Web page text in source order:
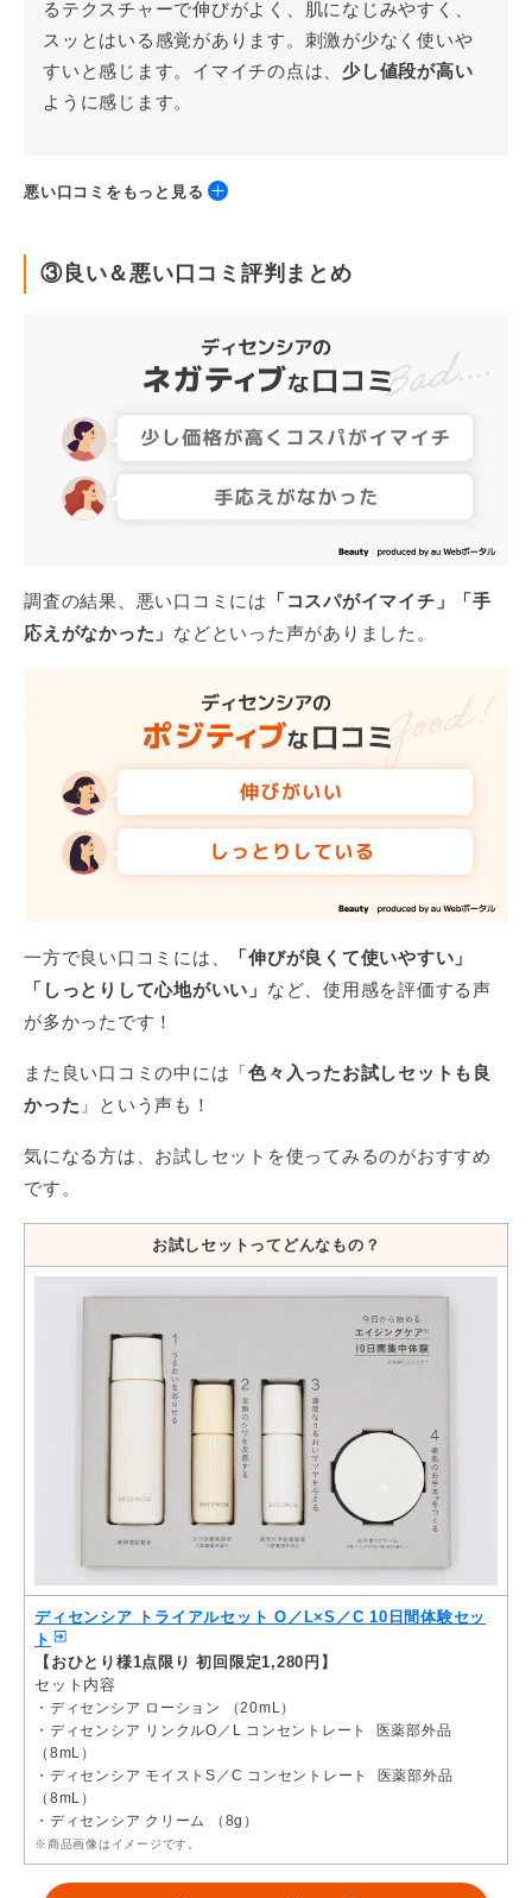
るテクスチャーで伸びがよく、肌になじみやすく、
スッとはいる感覚があります。刺激が少なく使いや
すいと感じます。イマイチの点は、 少し値段が高い
ように感じます。
悪い口コミをもっと見る
コスパが悪い
52歳／女性／敏感肌
ルセット F／L
4.2点
少しとろみがあり、全顔使えるとのことでおもにお
でこに付けました。大きいサイズを購入するにはあ
まり手応えが無かったので購入はしなかったです。
スポイドで取るようですが、面倒そうです。
コスパ
購入場所：Amazon
使用商品：ディセンシア クリーム
総合評価
2.2点
クリームなので仕方ないのもありますが、
にベタつきが残る感じで、慣れるまでは違和感があ
りました。また、しっとり感もあまりなかったの
③良い＆悪い口コミ評判まとめ
調査の結果、悪い口コミには
「コスパがイマイチ」「手
応えがなかった」 などといった声がありました。
一方で良い口コミには、
「伸びが良くて使いやすい」
「しっとりして心地がいい」 など、使用感を評価する声
が多かったです！
また良い口コミの中には「色々入ったお試しセットも良
かった 」という声も！
気になる方は、お試しセットを使ってみるのがおすすめ
です。
お試しセットってどんなもの？
ディセンシア トライアルセット O／L×S／C 10日間体験セッ
ト
【おひとり様1点限り 初回限定1,280円】
セット内容
・ディセンシア ローション （20mL）
・ディセンシア リンクルO／L コンセントレート 医薬部外品
（8mL）
・ディセンシア モイストS／C コンセントレート 医薬部外品
（8mL）
・ディセンシア クリーム （8g）
※商品画像はイメージです。